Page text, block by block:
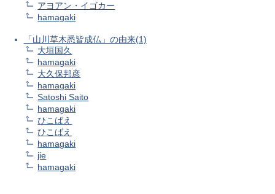
アヨアン・イゴカー
hamagaki
「山川草木悉皆成仏」の由来(1)
大垣国久
hamagaki
大久保邦彦
hamagaki
Satoshi Saito
hamagaki
ひこばえ
ひこばえ
hamagaki
jie
hamagaki